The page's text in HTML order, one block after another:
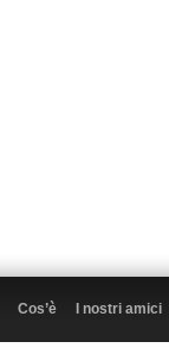
Cos’è I nostri amici